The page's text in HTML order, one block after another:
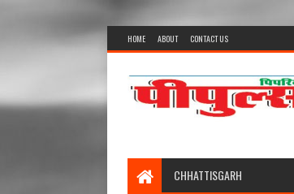
HOME ABOUT CONTACT US
CHHATTISGARH